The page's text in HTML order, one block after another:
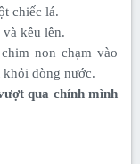
chiếc lá.
kêu lên.
non chạm vào
dòng nước.
qua chính mình